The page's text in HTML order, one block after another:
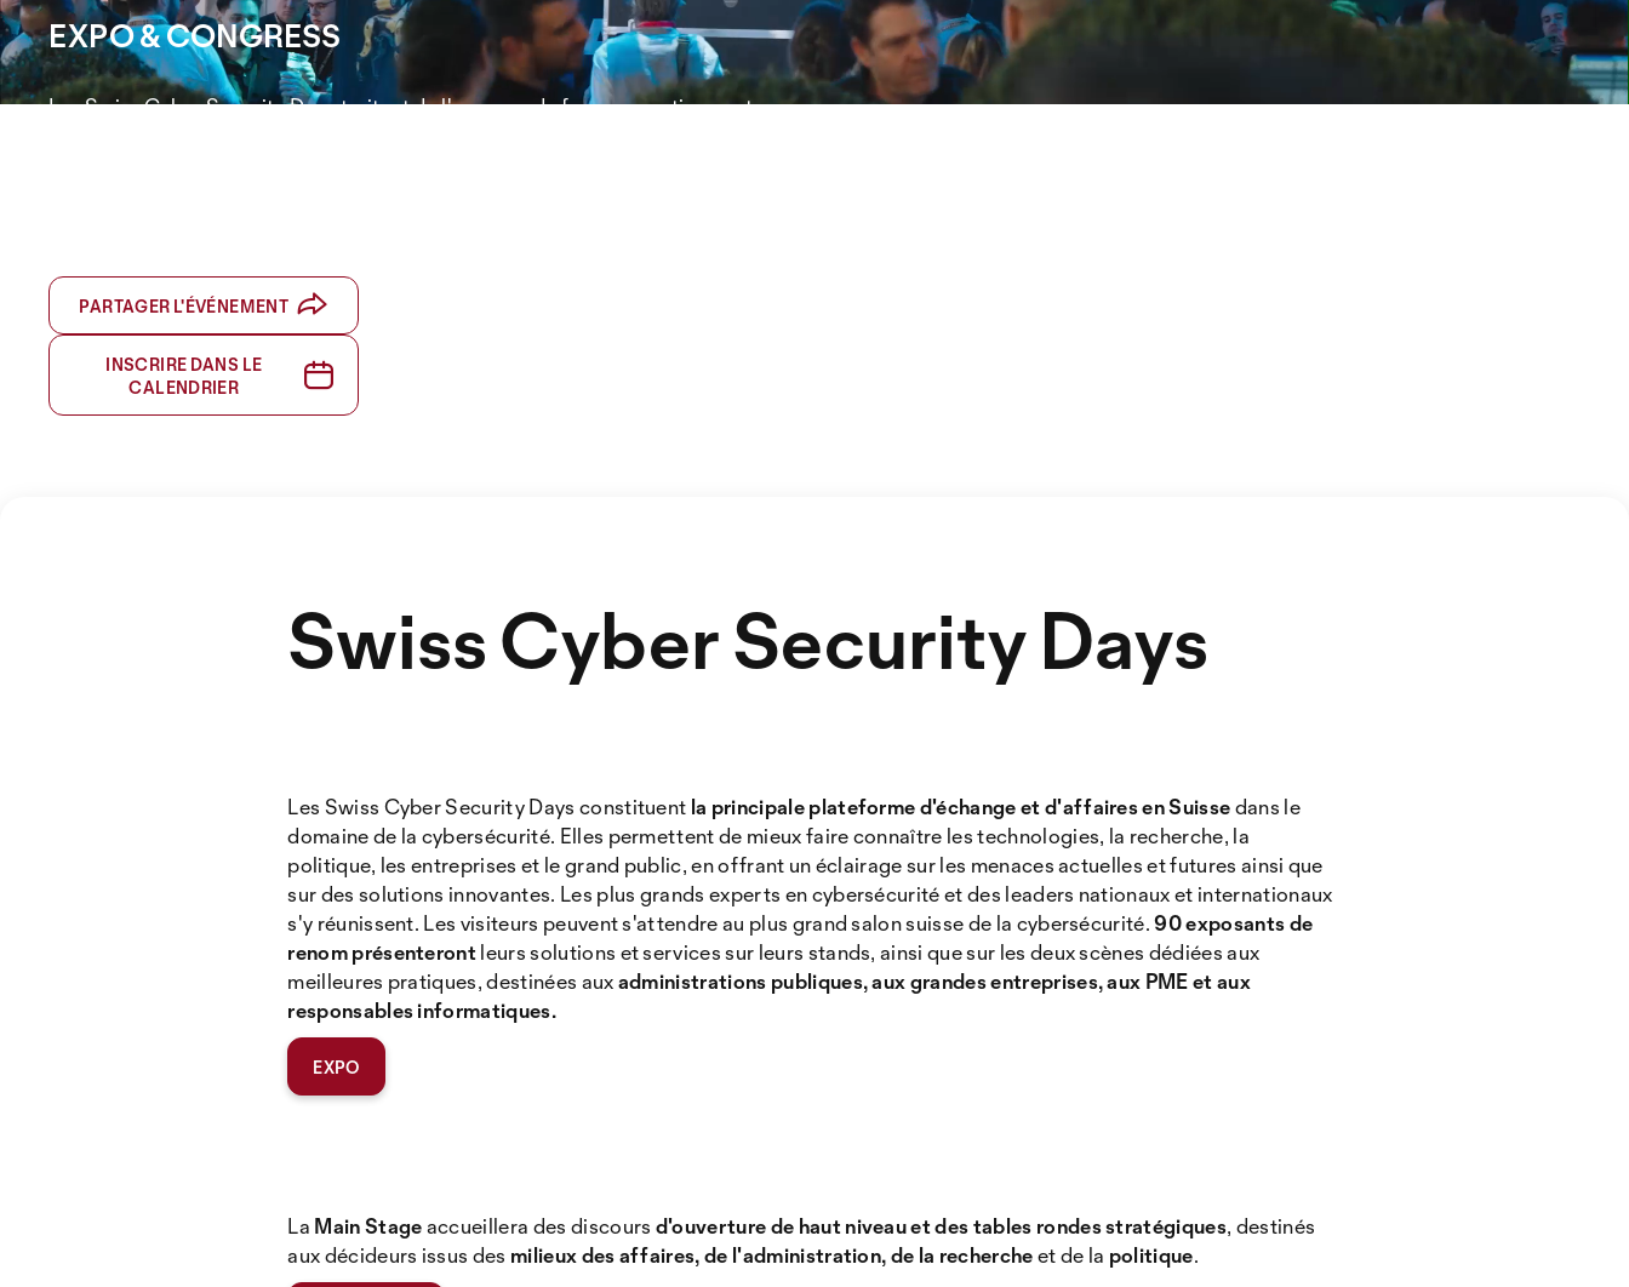
EXPO & CONGRESS
Les Swiss Cyber Security Days traitent de l'urgence de façonner activement
PARTAGER L'ÉVÉNEMENT
INSCRIRE DANS LE
CALENDRIER
Swiss Cyber Security Days
Les Swiss Cyber Security Days constituent la principale plateforme d'échange et d'affaires en Suissedans le
domaine de la cybersécurité. Elles permettent de mieux faire connaître les technologies, la recherche, la
politique, les entreprises et le grand public, en offrant un éclairage sur les menaces actuelles et futures ainsi que
sur des solutions innovantes. Les plus grands experts en cybersécurité et des leaders nationaux et internationaux
s'y réunissent. Les visiteurs peuvent s'attendre au plus grand salon suisse de la cybersécurité.90 exposants de
renom présenteront leurs solutions et services sur leurs stands, ainsi que sur les deux scènes dédiées aux
meilleures pratiques, destinées auxadministrations publiques, aux grandes entreprises, aux PME et aux
responsables informatiques.
EXPO
La Main Stageaccueillera des discours d'ouverture de haut niveau et des tables rondes stratégiques, destinés
aux décideurs issus des milieux des affaires, de l'administration, de la rechercheet de la politique.